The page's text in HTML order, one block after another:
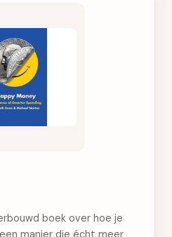
boek over hoe je
manier die écht meer